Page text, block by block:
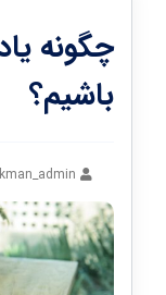
چگونه
باشیم؟
kman_admin